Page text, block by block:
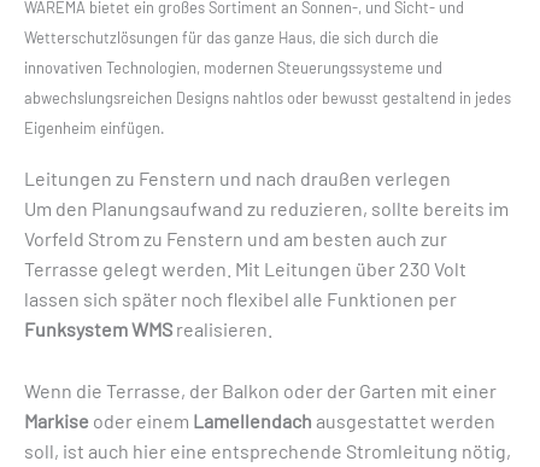
WAREMA bietet ein großes Sortiment an Sonnen-, und Sicht- und
Wetterschutzlösungen für das ganze Haus, die sich durch die
innovativen Technologien, modernen Steuerungssysteme und
abwechslungsreichen Designs nahtlos oder bewusst gestaltend in jedes
Eigenheim einfügen.
Leitungen zu Fenstern und nach draußen verlegen
Um den Planungsaufwand zu reduzieren, sollte bereits im
Vorfeld Strom zu Fenstern und am besten auch zur
Terrasse gelegt werden. Mit Leitungen über 230 Volt
lassen sich später noch flexibel alle Funktionen per
Funksystem WMS realisieren.
Wenn die Terrasse, der Balkon oder der Garten mit einer
Markise oder einem Lamellendach ausgestattet werden
soll, ist auch hier eine entsprechende Stromleitung nötig,